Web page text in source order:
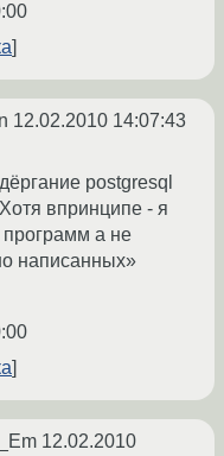
12.02.2010 14:07:43
postgresql
впринципе - я
а не
написанных»
12.02.2010